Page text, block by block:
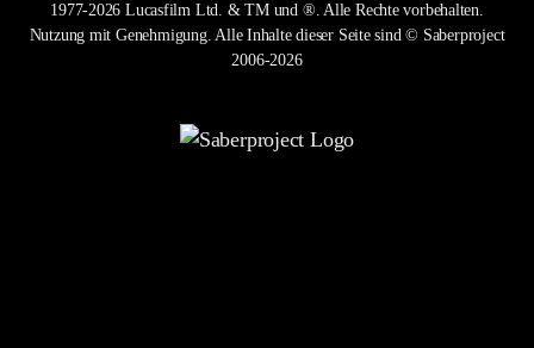
1977-2026 Lucasfilm Ltd. & TM und ®. Alle Rechte vorbehalten.
Nutzung mit Genehmigung. Alle Inhalte dieser Seite sind © Saberproject
2006-2026